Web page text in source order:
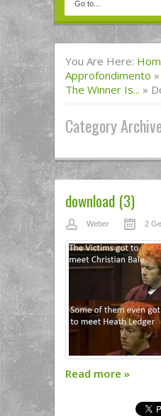
You Are Here:
Approfondimento »
The Winner Is... »
Category
download (3)
Weber 2
Read more »